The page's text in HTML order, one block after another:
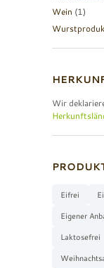
Wein (1)
Wir
Eifrei
Eigener
Laktosefrei